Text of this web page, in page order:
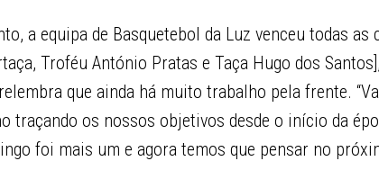
a equipa de Basquetebol da Luz venceu todas
Troféu António Pratas e Taça Hugo dos
que ainda há muito trabalho pela frente.
traçando os nossos objetivos desde o início da
foi mais um e agora temos que pensar no